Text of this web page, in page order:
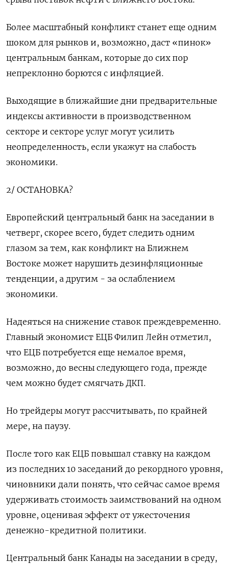
Более масштабный конфликт станет еще одним
шоком для рынков и, возможно, даст «пинок»
центральным банкам, которые до сих пор
непреклонно борются с инфляцией.
Выходящие в ближайшие дни предварительные
индексы активности в производственном
секторе и секторе услуг могут усилить
неопределенность, если укажут на слабость
экономики.
2/ ОСТАНОВКА?
Европейский центральный банк на заседании в
четверг, скорее всего, будет следить одним
глазом за тем, как конфликт на Ближнем
Востоке может нарушить дезинфляционные
тенденции, а другим - за ослаблением
экономики.
Надеяться на снижение ставок преждевременно.
Главный экономист ЕЦБ Филип Лейн отметил,
что ЕЦБ потребуется еще немалое время,
возможно, до весны следующего года, прежде
чем можно будет смягчать ДКП.
Но трейдеры могут рассчитывать, по крайней
мере, на паузу.
После того как ЕЦБ повышал ставку на каждом
из последних 10 заседаний до рекордного уровня,
чиновники дали понять, что сейчас самое время
удерживать стоимость заимствований на одном
уровне, оценивая эффект от ужесточения
денежно-кредитной политики.
Центральный банк Канады на заседании в среду,